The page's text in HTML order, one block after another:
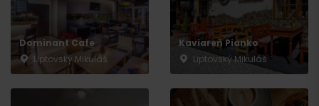
Dominant Cafe
Liptovský Mikuláš
Kaviareň Pianko
Liptovský Mikuláš